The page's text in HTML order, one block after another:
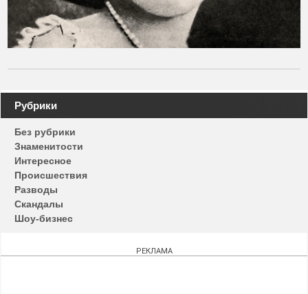
Навигация
по
записям
Рубрики
Без рубрики
Знаменитости
Интересное
Происшествия
Разводы
Скандалы
Шоу-бизнес
РЕКЛАМА